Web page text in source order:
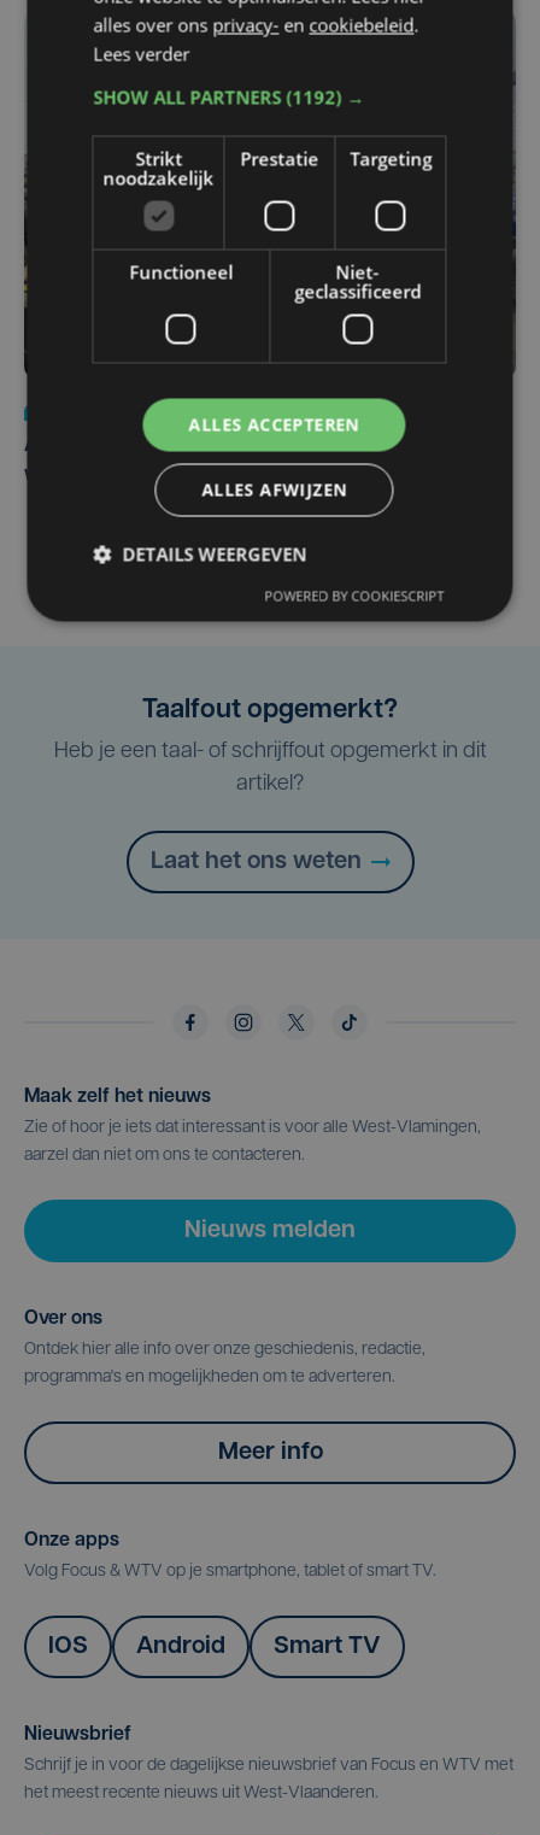
Autobestuurster rijdt na foutief manoeuvre tegen
winkelgevel in Ieper
Taalfout opgemerkt?
Heb je een taal- of schrijffout opgemerkt in dit
artikel?
Laat het ons weten
Maak zelf het nieuws
Zie of hoor je iets dat interessant is voor alle West-Vlamingen,
aarzel dan niet om ons te contacteren.
Nieuws melden
Over ons
Ontdek hier alle info over onze geschiedenis, redactie,
programma's en mogelijkheden om te adverteren.
Meer info
Onze apps
Volg Focus & WTV op je smartphone, tablet of smart TV.
IOS Android Smart TV
Nieuwsbrief
Schrijf je in voor de dagelijkse nieuwsbrief van Focus en WTV met
het meest recente nieuws uit West-Vlaanderen.
alles over ons privacy- en cookiebeleid.
Lees verder
SHOW ALL PARTNERS(1192) →
Strikt
noodzakelijk
Prestatie Targeting
Functioneel
Niet-
geclassificeerd
ALLES ACCEPTEREN
ALLES AFWIJZEN
DETAILS WEERGEVEN
POWERED BY COOKIESCRIPT